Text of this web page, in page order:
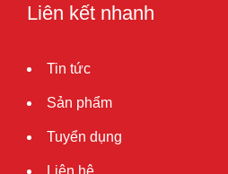
Liên kết nhanh
Tin tức
Sản phẩm
Tuyển dụng
Liên hệ